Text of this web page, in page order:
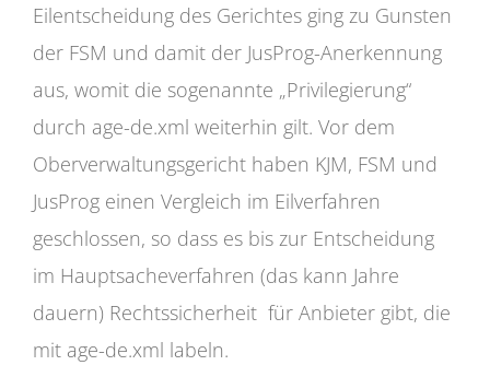
Eilentscheidung des Gerichtes ging zu Gunsten
der FSM und damit der JusProg-Anerkennung
aus, womit die sogenannte „Privilegierung“
durch age-de.xml weiterhin gilt. Vor dem
Oberverwaltungsgericht haben KJM, FSM und
JusProg einen Vergleich im Eilverfahren
geschlossen, so dass es bis zur Entscheidung
im Hauptsacheverfahren (das kann Jahre
dauern) Rechtssicherheit für Anbieter gibt, die
mit age-de.xml labeln.